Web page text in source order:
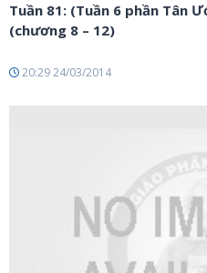
Tuần 81: (Tuần 6 phần Tân
(chương 8 – 12)
20:29 24/03/2014